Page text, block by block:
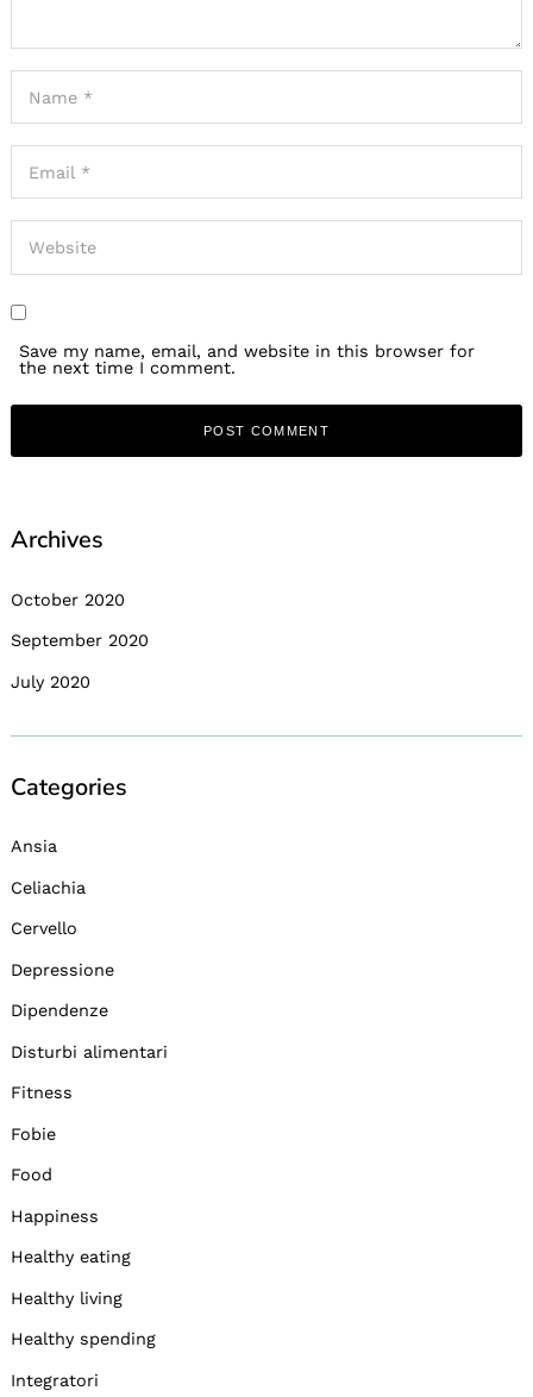
Save my name, email, and website in this browser for
the next time I comment.
Archives
October 2020
September 2020
July 2020
Categories
Ansia
Celiachia
Cervello
Depressione
Dipendenze
Disturbi alimentari
Fitness
Fobie
Food
Happiness
Healthy eating
Healthy living
Healthy spending
Integratori